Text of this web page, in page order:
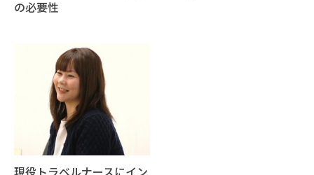
の必要性
現役トラベルナースにイン